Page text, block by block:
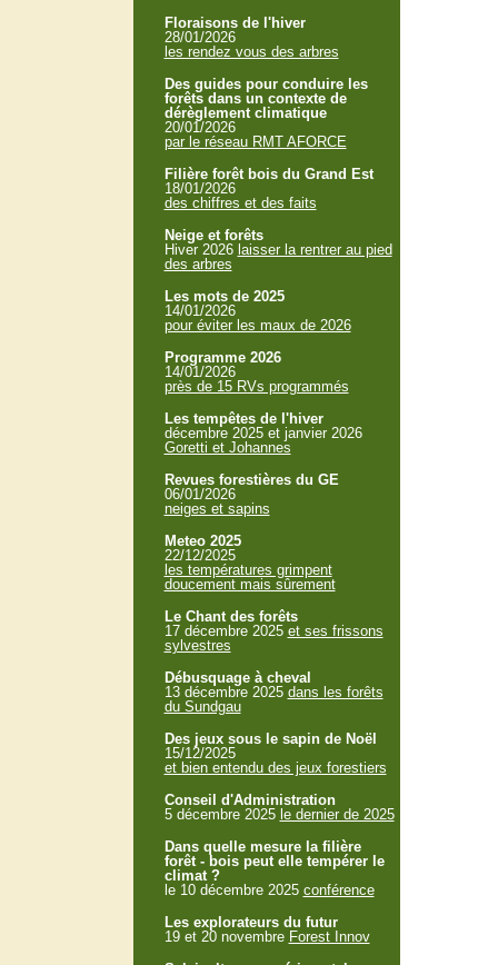
Floraisons de l'hiver
28/01/2026
les rendez vous des arbres
Des guides pour conduire les
forêts dans un contexte de
dérèglement climatique
20/01/2026
par le réseau RMT AFORCE
Filière forêt bois du Grand Est
18/01/2026
des chiffres et des faits
Neige et forêts
Hiver 2026 laisser la rentrer au pied
des arbres
Les mots de 2025
14/01/2026
pour éviter les maux de 2026
Programme 2026
14/01/2026
près de 15 RVs programmés
Les tempêtes de l'hiver
décembre 2025 et janvier 2026
Goretti et Johannes
Revues forestières du GE
06/01/2026
neiges et sapins
Meteo 2025
22/12/2025
les températures grimpent
doucement mais sûrement
Le Chant des forêts
17 décembre 2025 et ses frissons
sylvestres
Débusquage à cheval
13 décembre 2025 dans les forêts
du Sundgau
Des jeux sous le sapin de Noël
15/12/2025
et bien entendu des jeux forestiers
Conseil d'Administration
5 décembre 2025 le dernier de 2025
Dans quelle mesure la filière
forêt - bois peut elle tempérer le
climat ?
le 10 décembre 2025 conférence
Les explorateurs du futur
19 et 20 novembre Forest Innov